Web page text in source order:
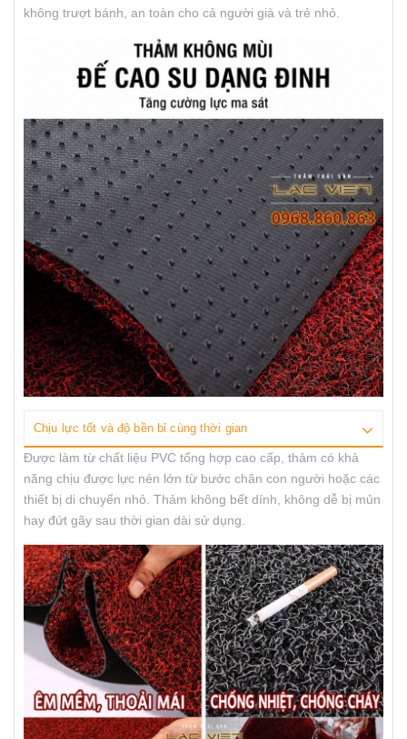
không trượt bánh, an toàn cho cả người già và trẻ nhỏ.
Chịu lực tốt và độ bền bỉ cùng thời gian
Được làm từ chất liệu PVC tổng hợp cao cấp, thảm có khả
năng chịu được lực nén lớn từ bước chân con người hoặc các
thiết bị di chuyển nhỏ. Thảm không bết dính, không dễ bị mủn
hay đứt gãy sau thời gian dài sử dụng.